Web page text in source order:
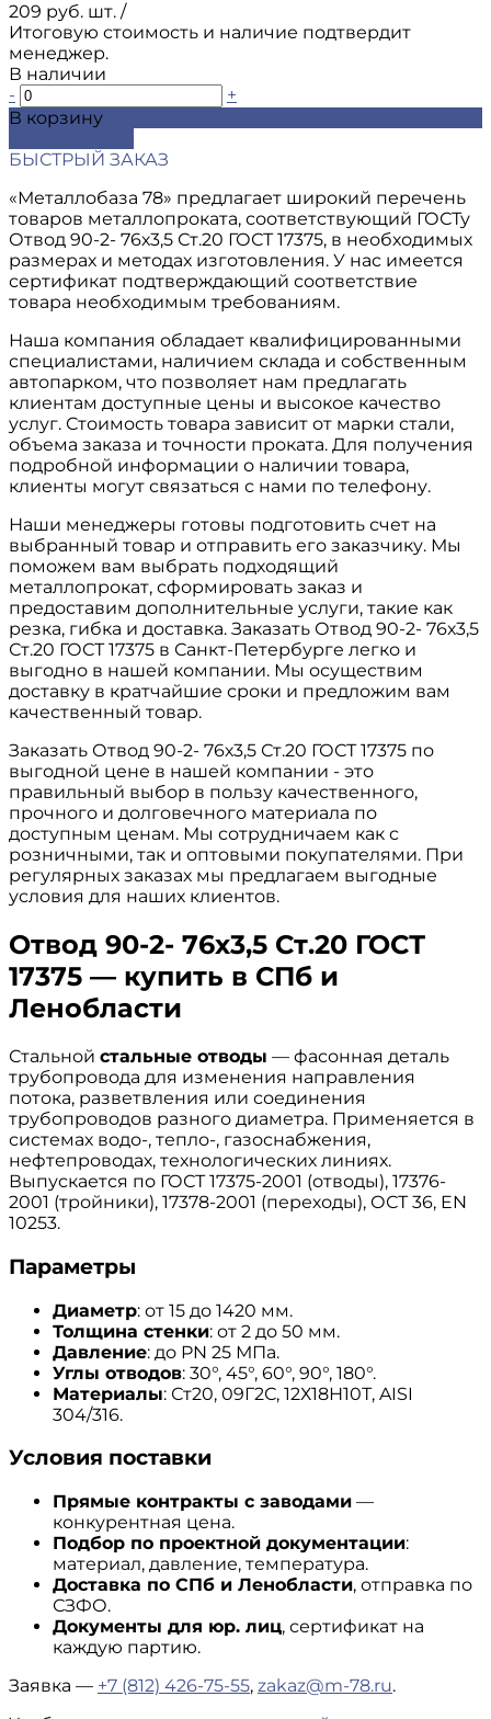
209 руб. шт. /
Итоговую стоимость и наличие подтвердит
менеджер.
В наличии
-
+
В корзину
БЫСТРЫЙ ЗАКАЗ
«Металлобаза 78» предлагает широкий перечень
товаров металлопроката, соответствующий ГОСТу
Отвод 90-2- 76х3,5 Ст.20 ГОСТ 17375, в необходимых
размерах и методах изготовления. У нас имеется
сертификат подтверждающий соответствие
товара необходимым требованиям.
Наша компания обладает квалифицированными
специалистами, наличием склада и собственным
автопарком, что позволяет нам предлагать
клиентам доступные цены и высокое качество
услуг. Стоимость товара зависит от марки стали,
объема заказа и точности проката. Для получения
подробной информации о наличии товара,
клиенты могут связаться с нами по телефону.
Наши менеджеры готовы подготовить счет на
выбранный товар и отправить его заказчику. Мы
поможем вам выбрать подходящий
металлопрокат, сформировать заказ и
предоставим дополнительные услуги, такие как
резка, гибка и доставка. Заказать Отвод 90-2- 76х3,5
Ст.20 ГОСТ 17375 в Санкт-Петербурге легко и
выгодно в нашей компании. Мы осуществим
доставку в кратчайшие сроки и предложим вам
качественный товар.
Заказать Отвод 90-2- 76х3,5 Ст.20 ГОСТ 17375 по
выгодной цене в нашей компании - это
правильный выбор в пользу качественного,
прочного и долговечного материала по
доступным ценам. Мы сотрудничаем как с
розничными, так и оптовыми покупателями. При
регулярных заказах мы предлагаем выгодные
условия для наших клиентов.
Отвод 90-2- 76х3,5 Ст.20 ГОСТ
17375 — купить в СПб и
Ленобласти
Стальной стальные отводы — фасонная деталь
трубопровода для изменения направления
потока, разветвления или соединения
трубопроводов разного диаметра. Применяется в
системах водо-, тепло-, газоснабжения,
нефтепроводах, технологических линиях.
Выпускается по ГОСТ 17375-2001 (отводы), 17376-
2001 (тройники), 17378-2001 (переходы), ОСТ 36, EN
10253.
Параметры
Диаметр: от 15 до 1420 мм.
Толщина стенки: от 2 до 50 мм.
Давление: до PN 25 МПа.
Углы отводов: 30°, 45°, 60°, 90°, 180°.
Материалы: Ст20, 09Г2С, 12Х18Н10Т, AISI
304/316.
Условия поставки
Прямые контракты с заводами —
конкурентная цена.
Подбор по проектной документации:
материал, давление, температура.
Доставка по СПб и Ленобласти, отправка по
СЗФО.
Документы для юр. лиц, сертификат на
каждую партию.
Заявка — +7 (812) 426-75-55, zakaz@m-78.ru.